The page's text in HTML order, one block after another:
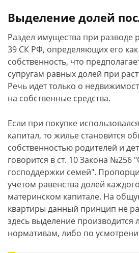
Выделение долей
Раздел имущества при разводе
39 СК РФ, определяющих его
собственность, что
супругам равных долей при
Речь идет только о
на собственные средства.
Если при покупке
капитал, то жилье становится
собственностью родителей и
говорится в ст. 10 Закона №256
господдержки семей".
учетом равенства долей
материнском капитале. На
квартиры данный принцип не
здесь выделение производится
нормативам, либо по